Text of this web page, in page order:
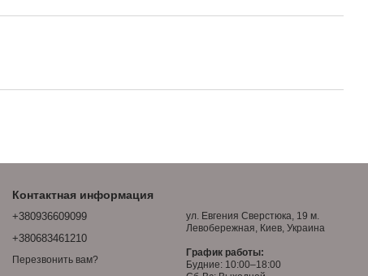
Контактная информация
+380936609099
+380683461210
Перезвонить вам?
ул. Евгения Сверстюка, 19 м.
Левобережная, Киев, Украина
График работы:
Будние: 10:00–18:00